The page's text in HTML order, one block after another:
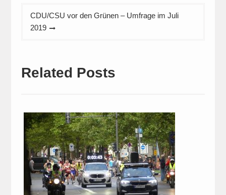
CDU/CSU vor den Grünen – Umfrage im Juli
2019
Related Posts